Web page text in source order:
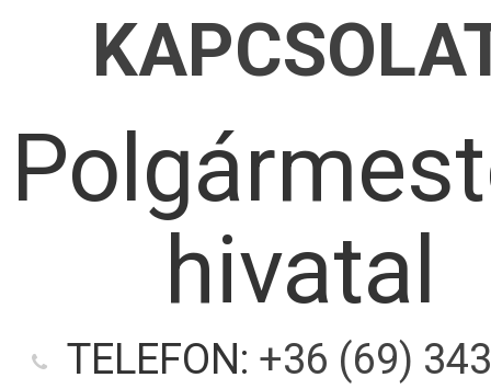
hivatal
TELEFON: +36 (69)